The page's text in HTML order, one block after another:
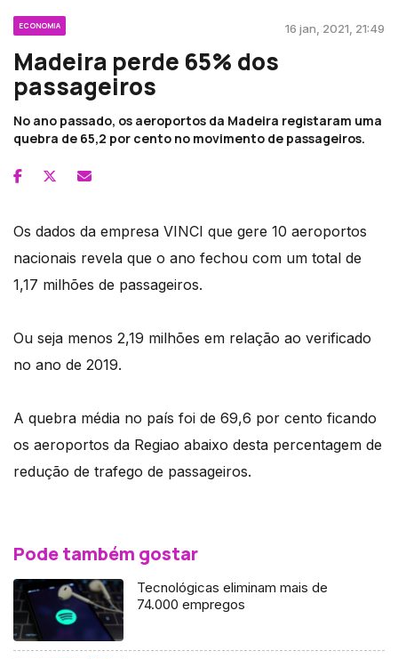
ECONOMIA 16 jan, 2021, 21:49
Madeira perde 65% dos
passageiros
No ano passado, os aeroportos da Madeira registaram uma
quebra de 65,2 por cento no movimento de passageiros.
Os dados da empresa VINCI que gere 10 aeroportos
nacionais revela que o ano fechou com um total de
1,17 milhões de passageiros.
Ou seja menos 2,19 milhões em relação ao verificado
no ano de 2019.
A quebra média no país foi de 69,6 por cento ficando
os aeroportos da Regiao abaixo desta percentagem de
redução de trafego de passageiros.
Pode também gostar
Tecnológicas eliminam mais de
74.000 empregos